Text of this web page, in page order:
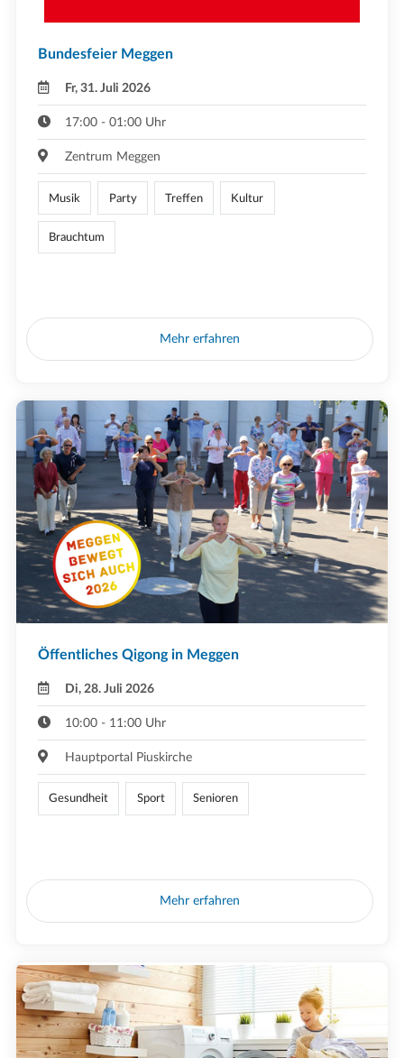
Bundesfeier Meggen
Fr, 31. Juli 2026
17:00 - 01:00 Uhr
Zentrum Meggen
Musik Party Treffen Kultur
Brauchtum
Mehr erfahren
Öffentliches Qigong in Meggen
Di, 28. Juli 2026
10:00 - 11:00 Uhr
Hauptportal Piuskirche
Gesundheit Sport Senioren
Mehr erfahren